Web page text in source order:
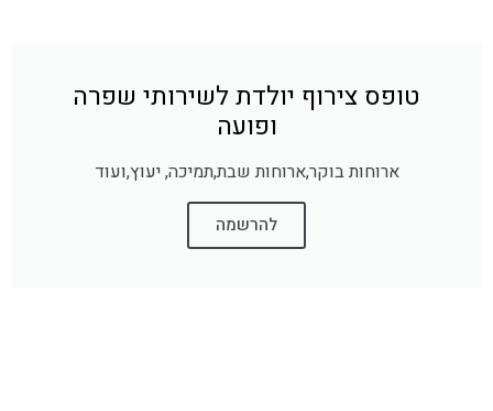
טופס צירוף יולדת לשירותי שפרה
ופועה
ארוחות בוקר,ארוחות שבת,תמיכה, יעוץ,ועוד
להרשמה